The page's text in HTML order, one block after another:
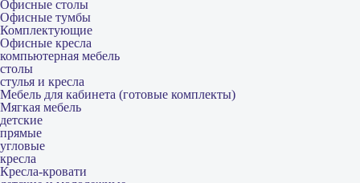
Офисные столы
Офисные тумбы
Комплектующие
Офисные кресла
компьютерная мебель
столы
стулья и кресла
Мебель для кабинета (готовые комплекты)
Мягкая мебель
детские
прямые
угловые
кресла
Кресла-кровати